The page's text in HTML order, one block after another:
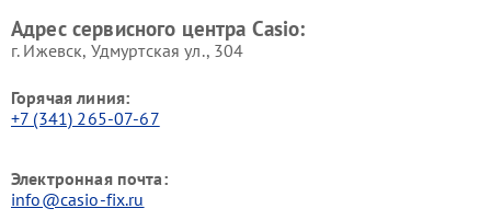
Адрес сервисного центра Casio:
г. Ижевск, Удмуртская ул., 304
Горячая линия:
+7 (341) 265-07-67
Электронная почта:
info@casio-fix.ru